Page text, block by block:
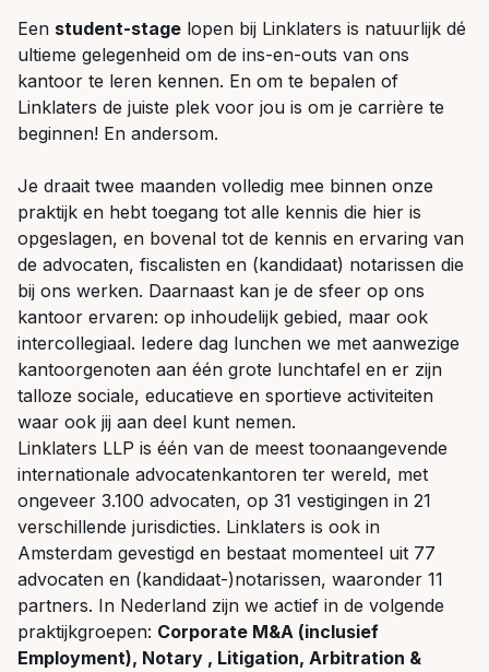
Een student-stage lopen bij Linklaters is natuurlijk dé
ultieme gelegenheid om de ins-en-outs van ons
kantoor te leren kennen. En om te bepalen of
Linklaters de juiste plek voor jou is om je carrière te
beginnen! En andersom.
Je draait twee maanden volledig mee binnen onze
praktijk en hebt toegang tot alle kennis die hier is
opgeslagen, en bovenal tot de kennis en ervaring van
de advocaten, fiscalisten en (kandidaat) notarissen die
bij ons werken. Daarnaast kan je de sfeer op ons
kantoor ervaren: op inhoudelijk gebied, maar ook
intercollegiaal. Iedere dag lunchen we met aanwezige
kantoorgenoten aan één grote lunchtafel en er zijn
talloze sociale, educatieve en sportieve activiteiten
waar ook jij aan deel kunt nemen.
Linklaters LLP is één van de meest toonaangevende
internationale advocatenkantoren ter wereld, met
ongeveer 3.100 advocaten, op 31 vestigingen in 21
verschillende jurisdicties. Linklaters is ook in
Amsterdam gevestigd en bestaat momenteel uit 77
advocaten en (kandidaat-)notarissen, waaronder 11
partners. In Nederland zijn we actief in de volgende
praktijkgroepen: Corporate M&A (inclusief
Employment), Notary , Litigation, Arbitration &